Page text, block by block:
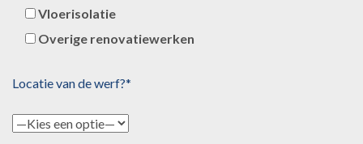
Vloerisolatie
Overige renovatiewerken
Locatie van de werf?*